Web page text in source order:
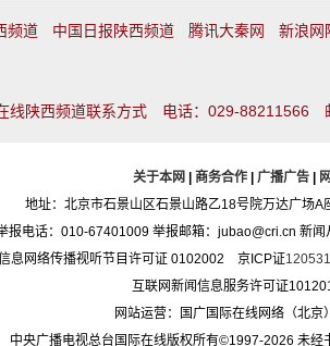
频道 中国日报陕西频道 腾讯大秦网 新浪网
线陕西频道联系方式 电话：029-88211566
关于本网 商务合作| 广播广告|
地址：北京市石景山区石景山路乙18号院万达广场
报电话：010-67401009 举报邮箱：jubao@cri.cn 新
息网络传播视听节目许可证 0102002 京ICP证120531
互联网新闻信息服务许可证
网站运营：国广国际在线网络（北京
中央广播电视总台国际在线版权所有©1997-2026 未经